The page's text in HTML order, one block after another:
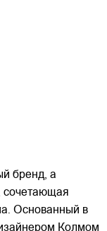
бренд, а
сочетающая
Основанный в
Колмом